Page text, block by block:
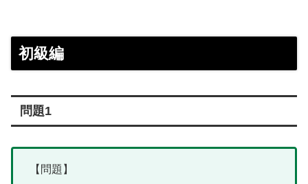
初級編
問題1
【問題】